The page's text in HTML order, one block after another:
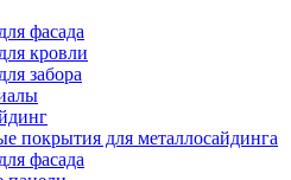
фасада
кровли
забора
покрытия для металлосайдинга
фасада